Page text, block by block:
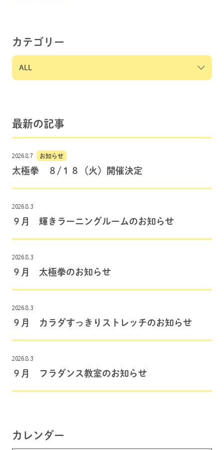
カテゴリー
最新の記事
2026.8.7 お知らせ
太極拳 ８/１８（火）開催決定
2026.8.3
９月 輝きラーニングルームのお知らせ
2026.8.3
９月 太極拳のお知らせ
2026.8.3
９月 カラダすっきりストレッチのお知らせ
2026.8.3
９月 フラダンス教室のお知らせ
カレンダー